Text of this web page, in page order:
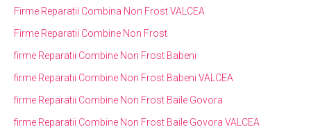
Firme Reparatii Combina Non Frost VALCEA
Firme Reparatii Combine Non Frost
firme Reparatii Combine Non Frost Babeni
firme Reparatii Combine Non Frost Babeni VALCEA
firme Reparatii Combine Non Frost Baile Govora
firme Reparatii Combine Non Frost Baile Govora VALCEA